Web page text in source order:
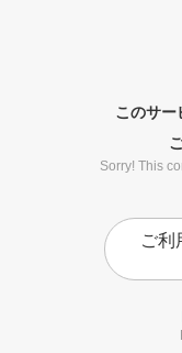
このサー
Sorry! This
ご利